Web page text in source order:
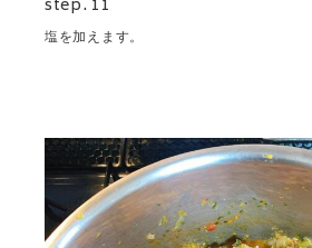
step. 11
塩を加えます。